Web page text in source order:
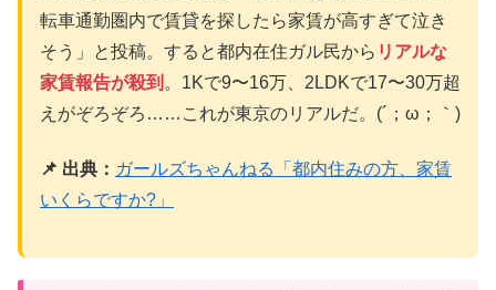
転車通勤圏内で賃貸を探したら家賃が高すぎて泣き
そう」と投稿。すると都内在住ガル民から リアルな
家賃報告が殺到 。1Kで9〜16万、2LDKで17〜30万超
えがぞろぞろ……これが東京のリアルだ。(´；ω；｀)
📌 出典： ガールズちゃんねる「都内住みの方、家賃
いくらですか?」